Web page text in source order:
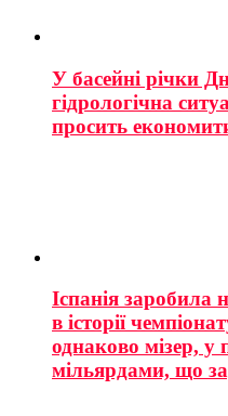
У басейні річки
гідрологічна
просить
Іспанія заробила
в історії
однаково мізер, у
мільярдами, що